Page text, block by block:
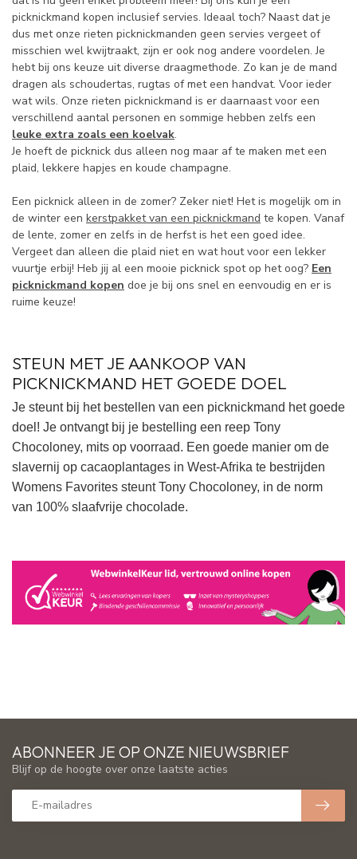
picknickmand kopen inclusief servies. Ideaal toch? Naast dat je
dus met onze rieten picknickmanden geen servies vergeet of
misschien wel kwijtraakt, zijn er ook nog andere voordelen. Je
hebt bij ons keuze uit diverse draagmethode. Zo kan je de mand
dragen als schoudertas, rugtas of met een handvat. Voor ieder
wat wils. Onze rieten picknickmand is er daarnaast voor een
verschillend aantal personen en sommige hebben zelfs een
leuke extra zoals een koelvak.
Je hoeft de picknick dus alleen nog maar af te maken met een
plaid, lekkere hapjes en koude champagne.
Een picknick alleen in de zomer? Zeker niet! Het is mogelijk om in
de winter een kerstpakket van een picknickmand te kopen. Vanaf
de lente, zomer en zelfs in de herfst is het een goed idee.
Vergeet dan alleen die plaid niet en wat hout voor een lekker
vuurtje erbij! Heb jij al een mooie picknick spot op het oog? Een
picknickmand kopen doe je bij ons snel en eenvoudig en er is
ruime keuze!
STEUN MET JE AANKOOP VAN
PICKNICKMAND HET GOEDE DOEL
Je steunt bij het bestellen van een picknickmand het goede
doel! Je ontvangt bij je bestelling een reep Tony
Chocoloney, mits op voorraad. Een goede manier om de
slavernij op cacaoplantages in West-Afrika te bestrijden
Womens Favorites steuntTony Chocoloney, in de norm
van 100% slaafvrije chocolade.
ABONNEER JE OP ONZE NIEUWSBRIEF
Blijf op de hoogte over onze laatste acties